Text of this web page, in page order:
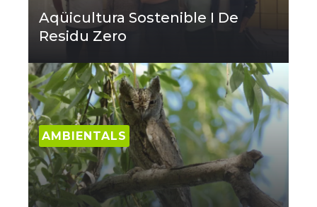
Aqüicultura Sostenible I De
Residu Zero
AMBIENTALS